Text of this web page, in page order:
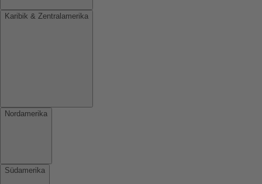
Karibik & Zentralamerika
Nordamerika
Südamerika